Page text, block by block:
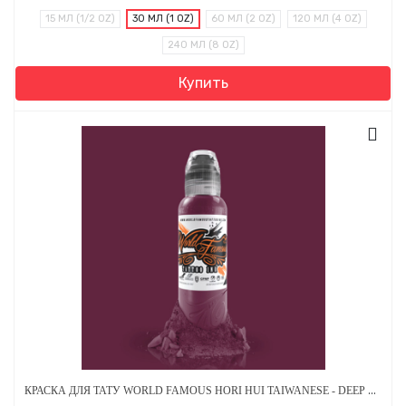
15 МЛ (1/2 OZ) 30 МЛ (1 OZ) 60 МЛ (2 OZ) 120 МЛ (4 OZ)
240 МЛ (8 OZ)
Купить
КРАСКА ДЛЯ ТАТУ WORLD FAMOUS HORI HUI TAIWANESE - DEEP MAGENTA